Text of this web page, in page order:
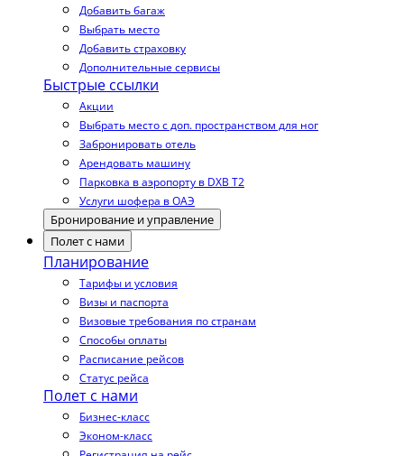
Добавить багаж
Выбрать место
Добавить страховку
Дополнительные сервисы
Быстрые ссылки
Акции
Выбрать место с доп. пространством для ног
Забронировать отель
Арендовать машину
Парковка в аэропорту в DXB T2
Услуги шофера в ОАЭ
Бронирование и управление
Полет с нами
Планирование
Тарифы и условия
Визы и паспорта
Визовые требования по странам
Способы оплаты
Расписание рейсов
Статус рейса
Полет с нами
Бизнес-класс
Эконом-класс